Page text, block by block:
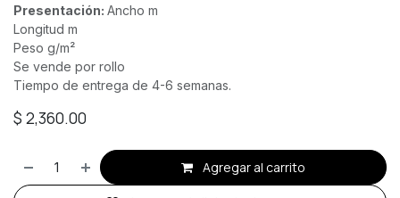
Presentación: Ancho m
Longitud m
Peso g/m²
Se vende por rollo
Tiempo de entrega de 4-6 semanas.
$ 2,360.00
Agregar al carrito